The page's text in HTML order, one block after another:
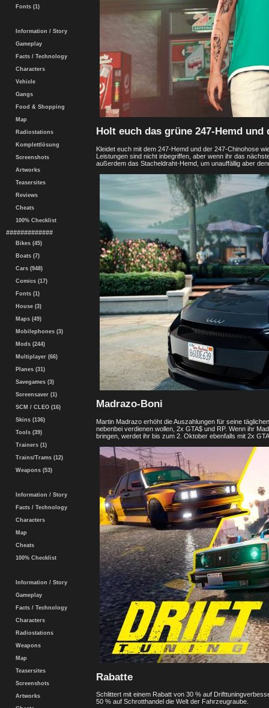
Fonts (1)
Information / Story
Gameplay
Facts / Technology
Characters
Vehicle
Gangs
Food & Shopping
Map
Radiostations
Komplettlösung
Screenshots
Artworks
Teasersites
Reviews
Cheats
100% Checklist
#############
Bikes (45)
Boats (7)
Cars (948)
Comics (17)
Fonts (1)
House (3)
Maps (49)
Mobilephones (3)
Mods (244)
Multiplayer (66)
Planes (31)
Savegames (3)
Screensaver (1)
SCM / CLEO (16)
Skins (136)
Tools (39)
Trainers (1)
Trains/Trams (12)
Weapons (53)
Information / Story
Facts / Technology
Characters
Map
Cheats
100% Checklist
Information / Story
Gameplay
Facts / Technology
Characters
Radiostations
Weapons
Map
Teasersites
Screenshots
Artworks
Holt euch das grüne 247-Hemd
Kleidet euch mit dem 247-Hemd und der 247-Chinohose
Leistungen sind nicht inbegriffen, aber wenn ihr das
außerdem das Stacheldraht-Hemd, um unauffällig aber
Madrazo-Boni
Martin Madrazo erhöht die Auszahlungen für seine
nebenbei verdienen wollen, 2x GTA$ und RP. Wenn ihr
bringen, werdet ihr bis zum 2. Oktober ebenfalls mit 2x
Rabatte
Schlittert mit einem Rabatt von 30 % auf
50 % auf Schrotthandel die Welt der Fahrzeugraube.